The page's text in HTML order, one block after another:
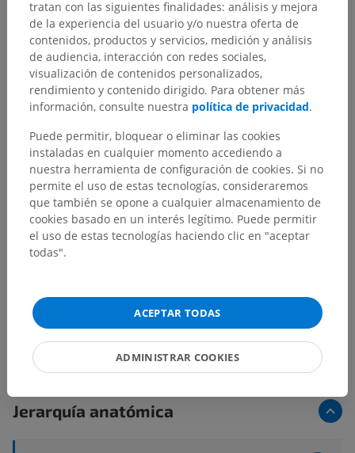
Jerarquía anatómica
tratan con las siguientes finalidades: análisis y mejora
de la experiencia del usuario y/o nuestra oferta de
contenidos, productos y servicios, medición y análisis
de audiencia, interacción con redes sociales,
visualización de contenidos personalizados,
rendimiento y contenido dirigido. Para obtener más
información, consulte nuestra política de privacidad.
Puede permitir, bloquear o eliminar las cookies
instaladas en cualquier momento accediendo a
nuestra herramienta de configuración de cookies. Si no
permite el uso de estas tecnologías, consideraremos
que también se opone a cualquier almacenamiento de
cookies basado en un interés legítimo. Puede permitir
el uso de estas tecnologías haciendo clic en "aceptar
todas".
ACEPTAR TODAS
ADMINISTRAR COOKIES